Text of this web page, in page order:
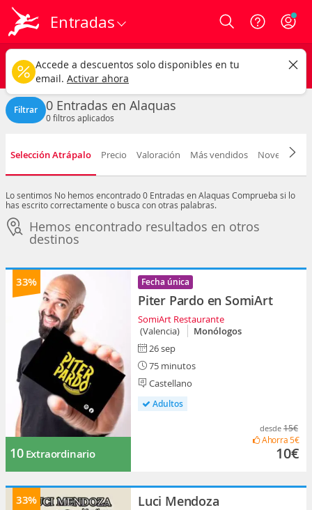
Entradas Login
Alaquas ciudad
Cualquier tipo Cualquier fecha
CAMBIAR
Filtrar 0 Entradas en Alaquas
0filtros aplicados
Selección Atrápalo Precio Valoración Más vendidos Novedad
Lo sentimos No hemos encontrado 0 Entradas en Alaquas Comprueba si lo
has escrito correctamente o busca con otras palabras.
Hemos encontrado resultados en otros
destinos
33%
10 Extraordinario
Fecha única
Piter Pardo en SomiArt
SomiArt Restaurante
(Valencia)
Monólogos
26 sep
75 minutos
Castellano
Adultos
desde 15€
Ahorra5€
10€
33% Luci Mendoza
Accede a descuentos solo disponibles en tu
email. Activar ahora